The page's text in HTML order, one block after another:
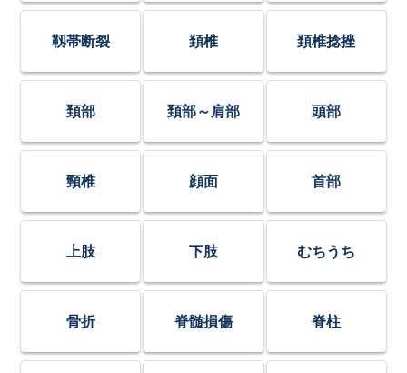
靱帯断裂 頚椎 頚椎捻挫
頚部 頚部～肩部 頭部
頸椎 顔面 首部
上肢 下肢 むちうち
骨折 脊髄損傷 脊柱